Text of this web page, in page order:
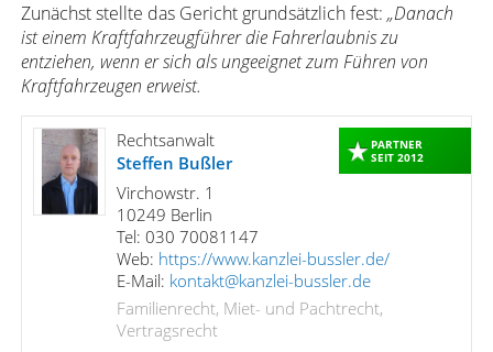
Zunächst stellte das Gericht grundsätzlich fest: „Danach
ist einem Kraftfahrzeugführer die Fahrerlaubnis zu
entziehen, wenn er sich als ungeeignet zum Führen von
Kraftfahrzeugen erweist.
PARTNER
SEIT 2012
Rechtsanwalt
Steffen Bußler
Virchowstr. 1
10249 Berlin
Tel: 030 70081147
Web: https://www.kanzlei-bussler.de/
E-Mail: kontakt@kanzlei-bussler.de
Familienrecht, Miet- und Pachtrecht,
Vertragsrecht